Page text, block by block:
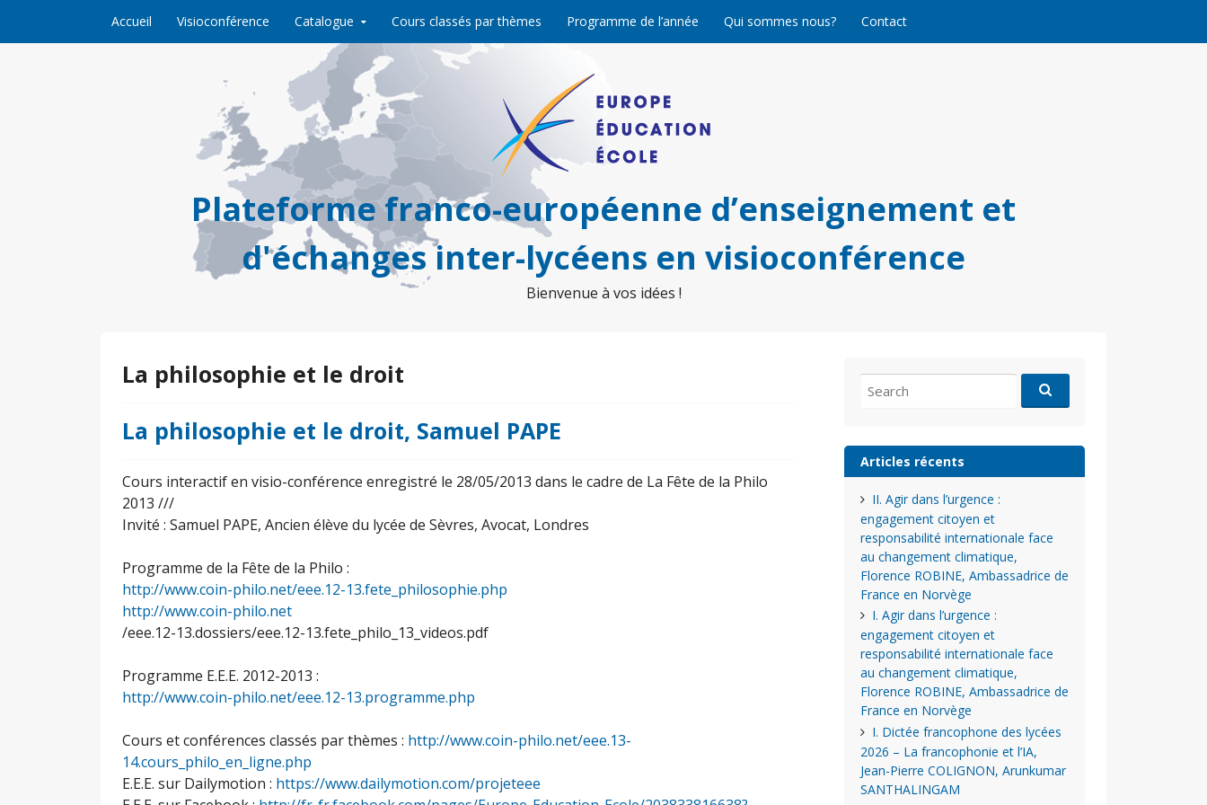
Accueil Visioconférence Catalogue Cours classés par thèmes Programme de l’année Qui sommes nous? Contact
Plateforme franco-européenne d’enseignement et
d'échanges inter-lycéens en visioconférence
Bienvenue à vos idées !
La philosophie et le droit
La philosophie et le droit, Samuel PAPE
Cours interactif en visio-conférence enregistré le 28/05/2013 dans le cadre de La Fête de la Philo
2013 ///
Invité : Samuel PAPE, Ancien élève du lycée de Sèvres, Avocat, Londres
Programme de la Fête de la Philo :
http://www.coin-philo.net/eee.12-13.fete_philosophie.php
http://www.coin-philo.net
/eee.12-13.dossiers/eee.12-13.fete_philo_13_videos.pdf
Programme E.E.E. 2012-2013 :
http://www.coin-philo.net/eee.12-13.programme.php
Cours et conférences classés par thèmes : http://www.coin-philo.net/eee.13-
14.cours_philo_en_ligne.php
E.E.E. sur Dailymotion : https://www.dailymotion.com/projeteee
for:
Articles récents
II. Agir dans l’urgence :
engagement citoyen et
responsabilité internationale face
au changement climatique,
Florence ROBINE, Ambassadrice de
France en Norvège
I. Agir dans l’urgence :
engagement citoyen et
responsabilité internationale face
au changement climatique,
Florence ROBINE, Ambassadrice de
France en Norvège
I. Dictée francophone des lycées
2026 – La francophonie et l’IA,
Jean-Pierre COLIGNON, Arunkumar
SANTHALINGAM